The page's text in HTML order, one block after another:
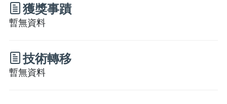
獲獎事蹟
暫無資料
技術轉移
暫無資料